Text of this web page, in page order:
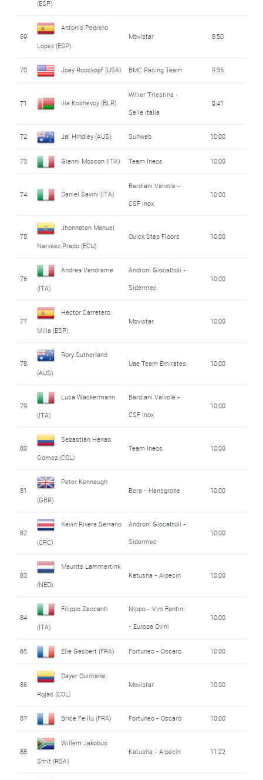
(ESP)
69
Antonio Pedrero
Lopez (ESP)
Movistar 8:50
70 Joey Rosskopf (USA) BMC Racing Team 9:35
71 Ilia Koshevoy (BLR)
Wilier Triestina -
Selle Italia
9:41
72 Jai Hindley (AUS) Sunweb 10:00
73 Gianni Moscon (ITA) Team Ineos 10:00
74 Daniel Savini (ITA)
Bardiani Valvole -
CSF Inox
10:00
75
Jhonnatan Manuel
Narváez Prado (ECU)
Quick Step Floors 10:00
76
Andrea Vendrame
(ITA)
Androni Giocattoli -
Sidermec
10:00
77
Héctor Carretero
Milla (ESP)
Movistar 10:00
78
Rory Sutherland
(AUS)
Uae Team Emirates 10:00
79
Luca Wackermann
(ITA)
Bardiani Valvole -
CSF Inox
10:00
80
Sebastián Henao
Gómez (COL)
Team Ineos 10:00
81
Peter Kennaugh
(GBR)
Bora - Hansgrohe 10:00
82
Kevin Rivera Serrano
(CRC)
Androni Giocattoli -
Sidermec
10:00
83
Maurits Lammertink
(NED)
Katusha - Alpecin 10:00
84
Filippo Zaccanti
(ITA)
Nippo - Vini Fantini
- Europa Ovini
10:00
85 Elie Gesbert (FRA) Fortuneo - Oscaro 10:00
86
Dayer Quintana
Rojas (COL)
Movistar 10:00
87 Brice Feillu (FRA) Fortuneo - Oscaro 10:00
88
Willem Jakobus
Smit (RSA)
Katusha - Alpecin 11:22